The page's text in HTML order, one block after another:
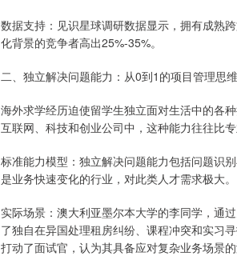
数据支持：见识星球调研数据显示，拥有成熟
化背景的竞争者高出25%-35%。
二、独立解决问题能力：从0到1的项目管理思维
海外求学经历迫使留学生独立面对生活中的各
互联网、科技和创业公司中，这种能力往往比专
标准能力模型：独立解决问题能力包括问题识
是业务快速变化的行业，对此类人才需求极大。
实际场景：澳大利亚墨尔本大学的李同学，通
了独自在异国处理租房纠纷、课程冲突和实习
打动了面试官，认为其具备应对复杂业务场景的